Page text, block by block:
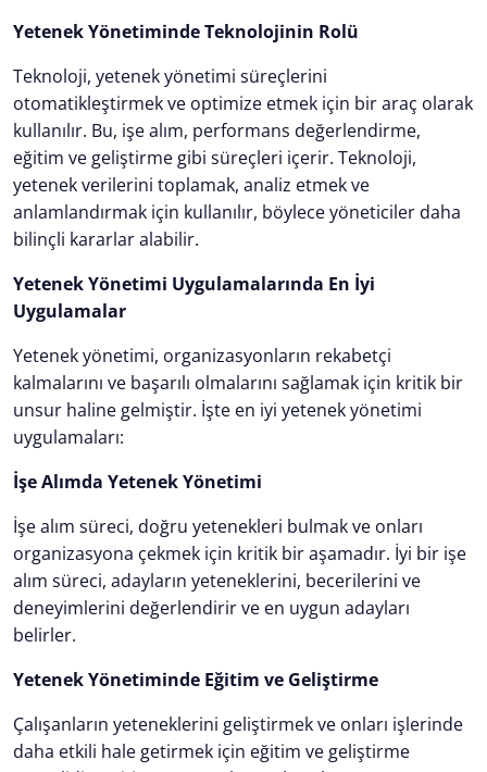
Yetenek Yönetiminde Teknolojinin Rolü
Teknoloji, yetenek yönetimi süreçlerini
otomatikleştirmek ve optimize etmek için bir araç olarak
kullanılır. Bu, işe alım, performans değerlendirme,
eğitim ve geliştirme gibi süreçleri içerir. Teknoloji,
yetenek verilerini toplamak, analiz etmek ve
anlamlandırmak için kullanılır, böylece yöneticiler daha
bilinçli kararlar alabilir.
Yetenek Yönetimi Uygulamalarında En İyi
Uygulamalar
Yetenek yönetimi, organizasyonların rekabetçi
kalmalarını ve başarılı olmalarını sağlamak için kritik bir
unsur haline gelmiştir. İşte en iyi yetenek yönetimi
uygulamaları:
İşe Alımda Yetenek Yönetimi
İşe alım süreci, doğru yetenekleri bulmak ve onları
organizasyona çekmek için kritik bir aşamadır. İyi bir işe
alım süreci, adayların yeteneklerini, becerilerini ve
deneyimlerini değerlendirir ve en uygun adayları
belirler.
Yetenek Yönetiminde Eğitim ve Geliştirme
Çalışanların yeteneklerini geliştirmek ve onları işlerinde
daha etkili hale getirmek için eğitim ve geliştirme